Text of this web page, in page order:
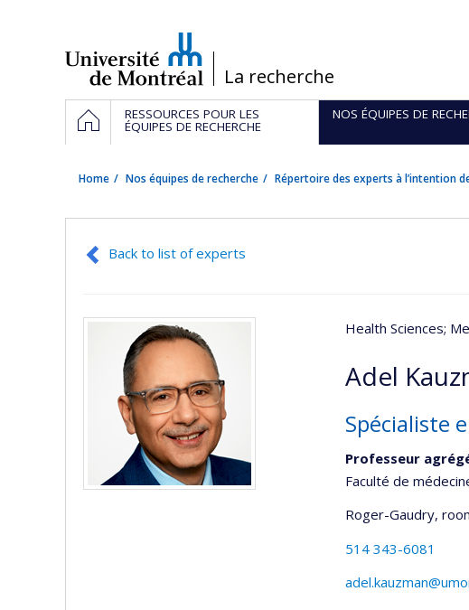
/La recherche
Navigation
principale
HOMERESSOURCES POUR LES
ÉQUIPES DE RECHERCHE
NOS ÉQUIPES DE
Home Nos équipes de recherche Répertoire des experts à l’intention
Back to list of experts
Health Sciences;
Adel
Spécialiste
Professeur
Faculté de
Roger-Gaudry,
514 343-6081